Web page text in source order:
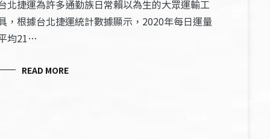
北捷運為許多通勤族日常賴以為生的大眾運輸工
，根據台北捷運統計數據顯示，2020年每日運量
均21…
READ MORE